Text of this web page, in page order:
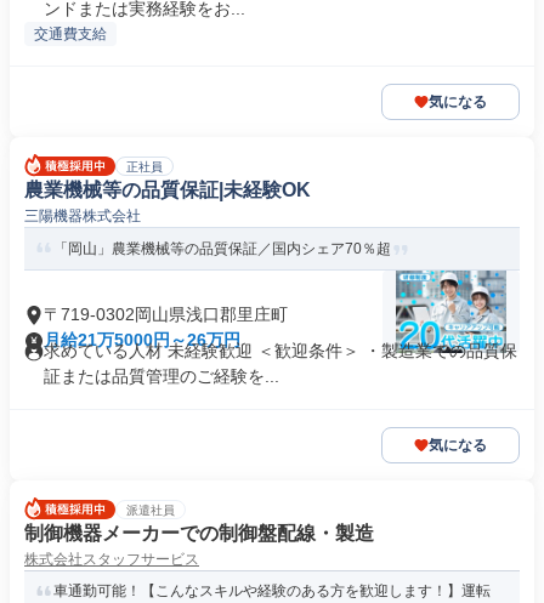
ンドまたは実務経験をお...
交通費支給
気になる
正社員
農業機械等の品質保証|未経験OK
三陽機器株式会社
「岡山」農業機械等の品質保証／国内シェア70％超
〒719-0302岡山県浅口郡里庄町
月給21万5000円～26万円
求めている人材 未経験歓迎 ＜歓迎条件＞ ・製造業での品質保
証または品質管理のご経験を...
気になる
派遣社員
制御機器メーカーでの制御盤配線・製造
株式会社スタッフサービス
車通勤可能！【こんなスキルや経験のある方を歓迎します！】運転